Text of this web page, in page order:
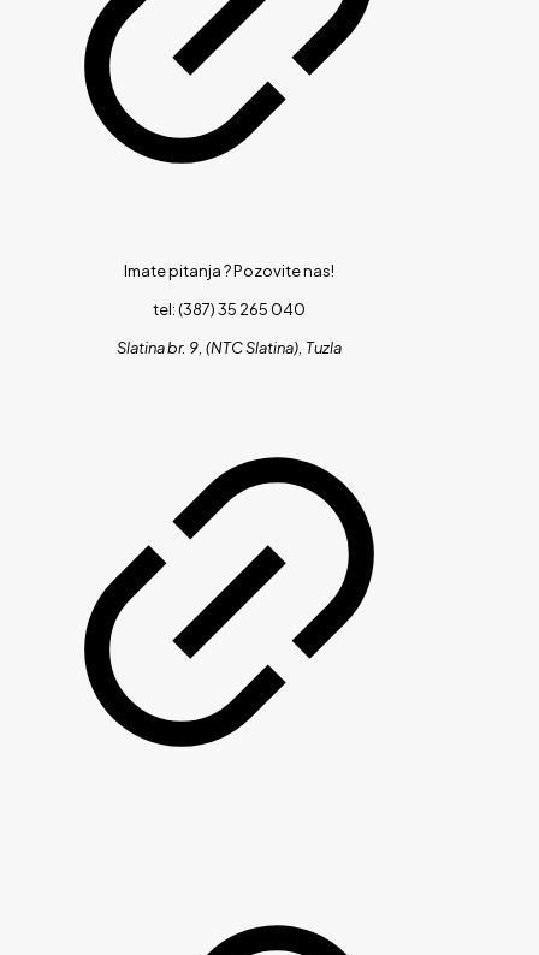
Imate pitanja ?Pozovite nas!
tel: (387) 35 265 040
Slatina br. 9, (NTC Slatina), Tuzla